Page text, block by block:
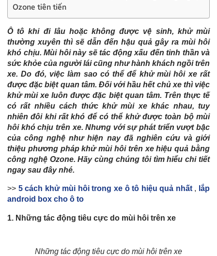
Ozone tiên tiến
Ô tô khi đi lâu hoặc không được vệ sinh, khử mùi
thường xuyên thì sẽ dẫn đến hậu quả gây ra mùi hôi
khó chịu. Mùi hôi này sẽ tác động xấu đến tinh thần và
sức khỏe của người lái cũng như hành khách ngồi trên
xe. Do đó, việc làm sao có thể để khử mùi hôi xe rất
được đặc biệt quan tâm. Đối với hầu hết chủ xe thì việc
khử mùi xe luôn được đặc biệt quan tâm. Trên thực tế
có rất nhiều cách thức khử mùi xe khác nhau, tuy
nhiên đôi khi rất khó để có thể khử được toàn bộ mùi
hôi khó chịu trên xe. Nhưng với sự phát triển vượt bậc
của công nghệ như hiện nay đã nghiên cứu và giới
thiệu phương pháp khử mùi hôi trên xe hiệu quả bằng
công nghệ Ozone. Hãy cùng chúng tôi tìm hiểu chi tiết
ngay sau đây nhé.
>> 5 cách khử mùi hôi trong xe ô tô hiệu quả nhất, lắp
android box cho ô to
1. Những tác động tiêu cực do mùi hôi trên xe
Những tác động tiêu cực do mùi hôi trên xe